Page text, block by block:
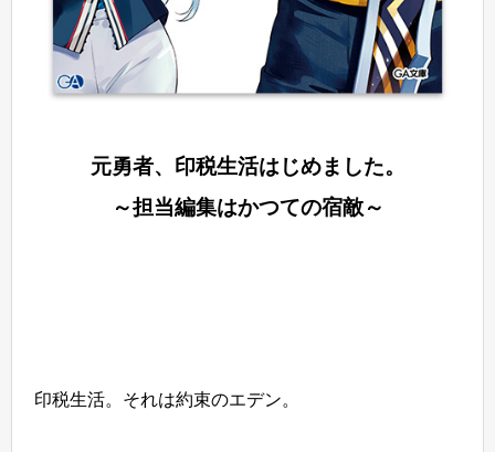
元勇者、印税生活はじめました。
～担当編集はかつての宿敵～
印税生活。それは約束のエデン。